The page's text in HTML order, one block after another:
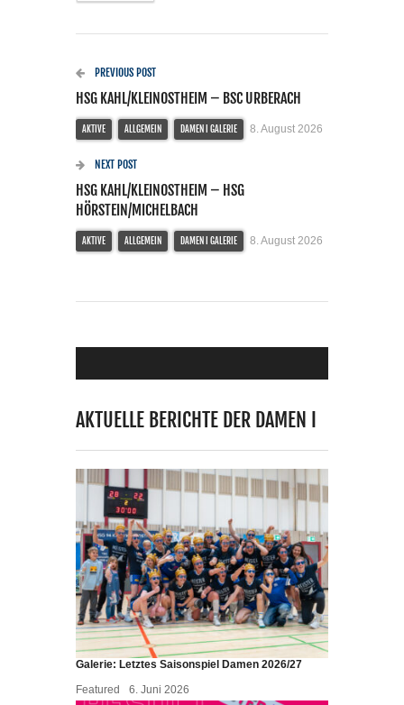
PREVIOUS POST
HSG KAHL/KLEINOSTHEIM – BSC URBERACH
AKTIVE ALLGEMEIN DAMEN I GALERIE 8. August 2026
NEXT POST
HSG KAHL/KLEINOSTHEIM – HSG
HÖRSTEIN/MICHELBACH
AKTIVE ALLGEMEIN DAMEN I GALERIE 8. August 2026
AKTUELLE BERICHTE DER DAMEN I
Galerie: Letztes Saisonspiel Damen 2026/27
Featured
6. Juni 2026